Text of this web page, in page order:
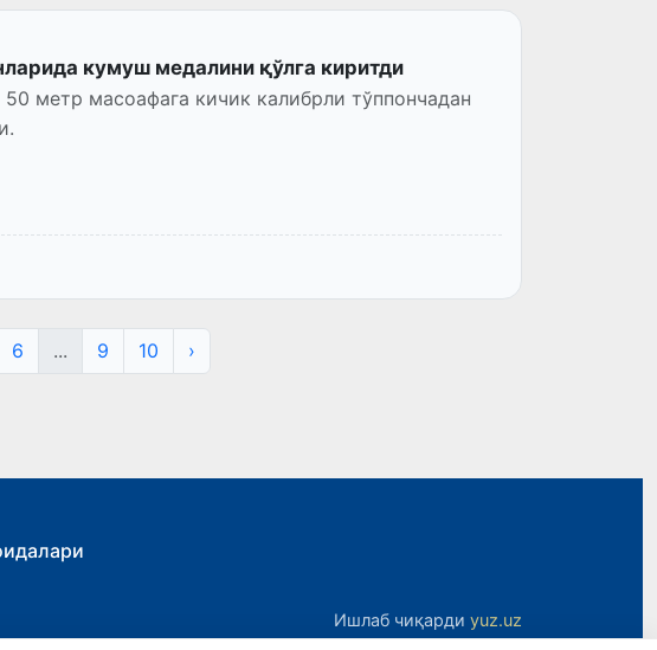
кумуш медалини қўлга киритди
метр масоафага кичик калибрли тўппончадан
6 ... 9 10 ›
Ишлаб чиқарди yuz.uz